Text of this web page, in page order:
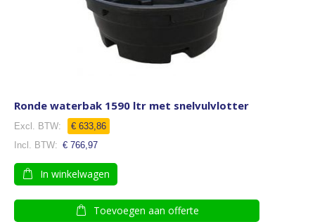
Ronde waterbak 1590 ltr met snelvulvlotter
€ 633,86
€ 766,97
In winkelwagen
Toevoegen aan offerte